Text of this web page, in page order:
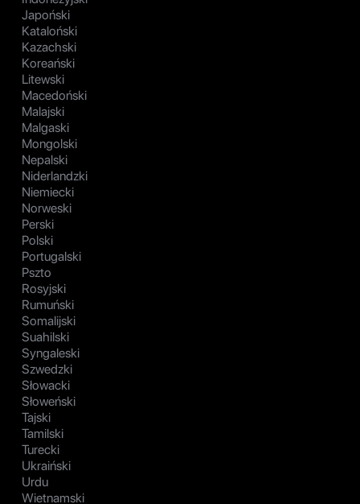
Japoński
Kataloński
Kazachski
Koreański
Litewski
Macedoński
Malajski
Malgaski
Mongolski
Nepalski
Niderlandzki
Niemiecki
Norweski
Perski
Polski
Portugalski
Pszto
Rosyjski
Rumuński
Somalijski
Suahilski
Syngaleski
Szwedzki
Słowacki
Słoweński
Tajski
Tamilski
Turecki
Ukraiński
Urdu
Wietnamski